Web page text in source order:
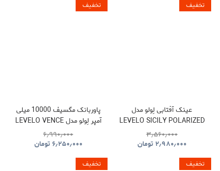
تخفیف
عینک آفتابی لِولو مدل
LEVELO SICILY POLARIZED
SUNGLASSES
۳٫۵۶۰٫۰۰۰
۲٫۹۸۰٫۰۰۰ تومان
تخفیف
پاوربانک مگسیف 10000 میلی
آمپر لِولو مدل LEVELO VENCE
POWER BANK
۶٫۹۹۰٫۰۰۰
۶٫۲۵۰٫۰۰۰تومان
تخفیف تخفیف